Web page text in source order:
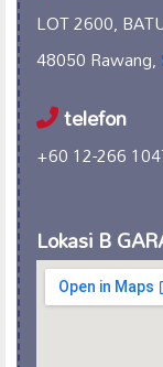
LOT 2600,
48050 Rawang,
telefon
+60 12-266
Lokasi B